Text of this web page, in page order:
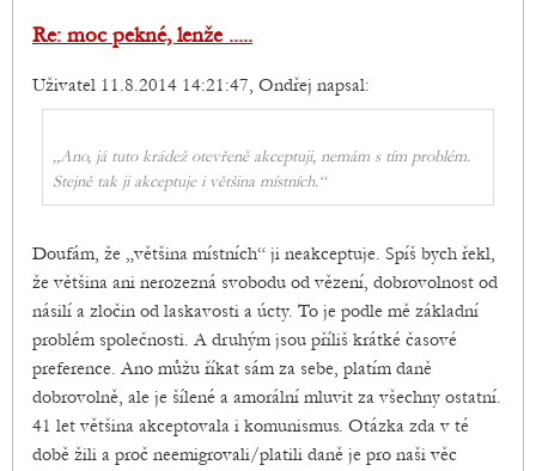
Re: moc pekné, lenže .....
Uživatel 11.8.2014 14:21:47, Ondřej napsal:
„Ano, já tuto krádež otevřeně akceptuji, nemám s tím problém.
Stejně tak ji akceptuje i většina místních.“
Doufám, že „většina místních“ ji neakceptuje. Spíš bych řekl,
že většina ani nerozezná svobodu od vězení, dobrovolnost od
násilí a zločin od laskavosti a úcty. To je podle mě základní
problém společnosti. A druhým jsou příliš krátké časové
preference. Ano můžu říkat sám za sebe, platím daně
dobrovolně, ale je šílené a amorální mluvit za všechny ostatní.
41 let většina akceptovala i komunismus. Otázka zda v té
době žili a proč neemigrovali/platili daně je pro naši věc